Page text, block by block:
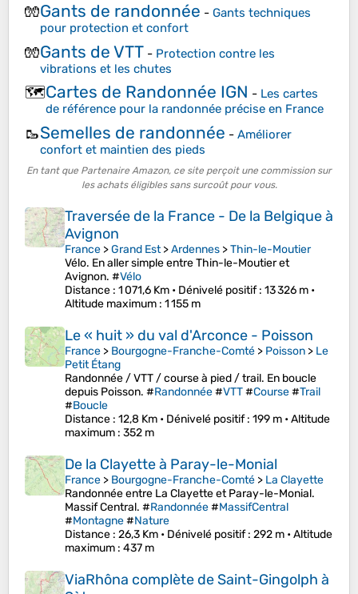
🧤Gants de randonnée - Gants techniques
pour protection et confort
🧤Gants de VTT - Protection contre les
vibrations et les chutes
🗺️Cartes de Randonnée IGN - Les cartes
de référence pour la randonnée précise en France
🥾Semelles de randonnée - Améliorer
confort et maintien des pieds
En tant que Partenaire Amazon, ce site perçoit une commission sur
les achats éligibles sans surcoût pour vous.
Traversée de la France - De la Belgique à
Avignon
France >Grand Est>Ardennes >Thin-le-Moutier
Vélo. En aller simple entre Thin-le-Moutier et
Avignon. #Vélo
Distance : 1 071,6 Km • Dénivelé positif: 13 326 m •
Altitude maximum : 1 155 m
Le « huit » du val d'Arconce - Poisson
France > Bourgogne-Franche-Comté > Poisson > Le
Petit Étang
Randonnée / VTT / course à pied / trail. En boucle
depuis Poisson. #Randonnée#VTT#Course#Trail
#Boucle
Distance : 12,8 Km • Dénivelé positif: 199 m •Altitude
maximum : 352 m
De la Clayette à Paray-le-Monial
France > Bourgogne-Franche-Comté > La Clayette
Randonnée entre La Clayette et Paray-le-Monial.
Massif Central. #Randonnée#MassifCentral
#Montagne#Nature
Distance : 26,3 Km • Dénivelé positif: 292 m •Altitude
maximum : 437 m
ViaRhôna complète de Saint-Gingolph à